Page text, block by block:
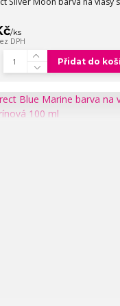
/ks
DPH
Přidat do